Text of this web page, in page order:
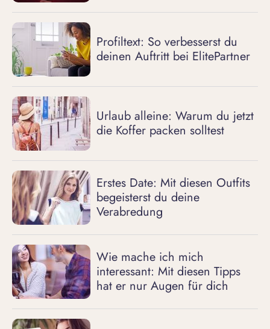
Profiltext: So verbesserst du
deinen Auftritt bei ElitePartner
Urlaub alleine: Warum du jetzt
die Koffer packen solltest
Erstes Date: Mit diesen Outfits
begeisterst du deine
Verabredung
Wie mache ich mich
interessant: Mit diesen Tipps
hat er nur Augen für dich